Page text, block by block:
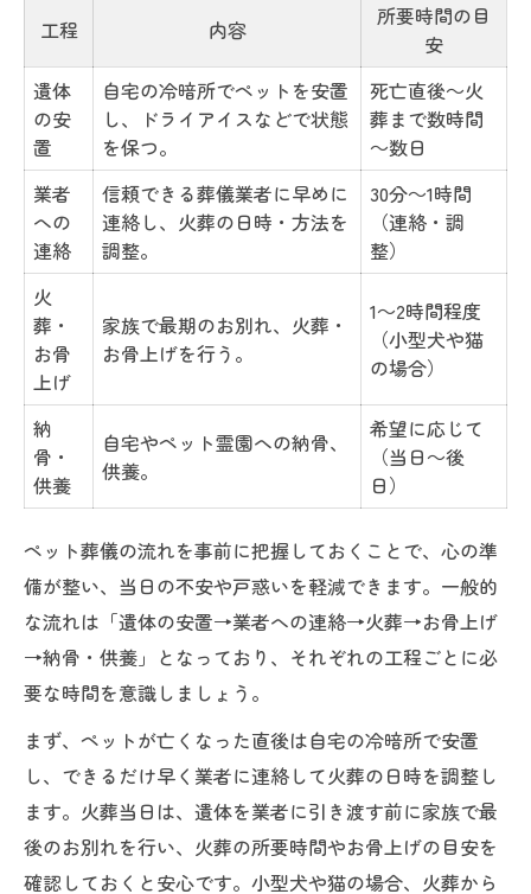
工程 内容
所要時間の目
安
遺体
の安
置
自宅の冷暗所でペットを安置
し、ドライアイスなどで状態
を保つ。
死亡直後～火
葬まで数時間
～数日
業者
への
連絡
信頼できる葬儀業者に早めに
連絡し、火葬の日時・方法を
調整。
30分～1時間
（連絡・調
整）
火
葬・
お骨
上げ
家族で最期のお別れ、火葬・
お骨上げを行う。
1～2時間程度
（小型犬や猫
の場合）
納
骨・
供養
自宅やペット霊園への納骨、
供養。
希望に応じて
（当日～後
日）
ペット葬儀の流れを事前に把握しておくことで、心の準
備が整い、当日の不安や戸惑いを軽減できます。一般的
な流れは「遺体の安置→業者への連絡→火葬→お骨上げ
→納骨・供養」となっており、それぞれの工程ごとに必
要な時間を意識しましょう。
まず、ペットが亡くなった直後は自宅の冷暗所で安置
し、できるだけ早く業者に連絡して火葬の日時を調整し
ます。火葬当日は、遺体を業者に引き渡す前に家族で最
後のお別れを行い、火葬の所要時間やお骨上げの目安を
確認しておくと安心です。小型犬や猫の場合、火葬から